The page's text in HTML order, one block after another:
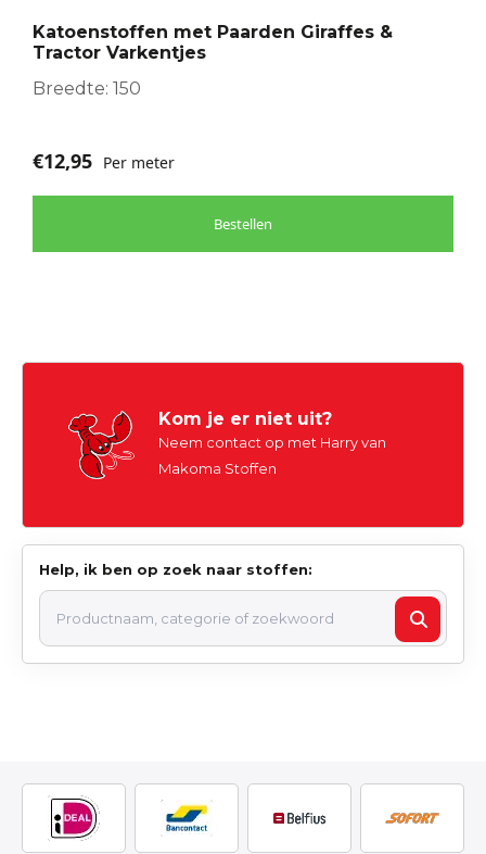
Katoenstoffen met Paarden Giraffes &
Tractor Varkentjes
Breedte: 150
€12,95 Per meter
Bestellen
kan
gekozen
worden
productpagina
Kom je er niet uit?
Neem contact op met Harry van
Makoma Stoffen
Help, ik ben op zoek naar stoffen: